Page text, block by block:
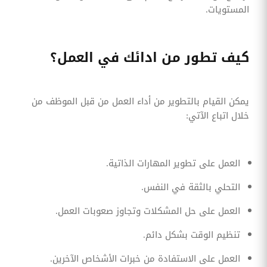
المستويات.
كيف تطور من ادائك في العمل؟
يمكن القيام بالتطوير من أداء العمل من قبل الموظف من
خلال اتباع الآتي:
العمل على تطوير المهارات الذاتية.
التحلي بالثقة في النفس.
العمل على حل المشكلات وتجاوز صعوبات العمل.
تنظيم الوقت بشكل دائم.
العمل على الاستفادة من خبرات الأشخاص الآخرين.